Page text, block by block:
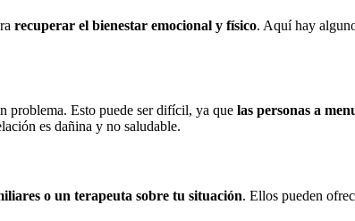
recuperar el bienestar emocional y físico. Aquí hay
problema. Esto puede ser difícil, ya que las personas a
es dañina y no saludable.
o un terapeuta sobre tu situación. Ellos pueden